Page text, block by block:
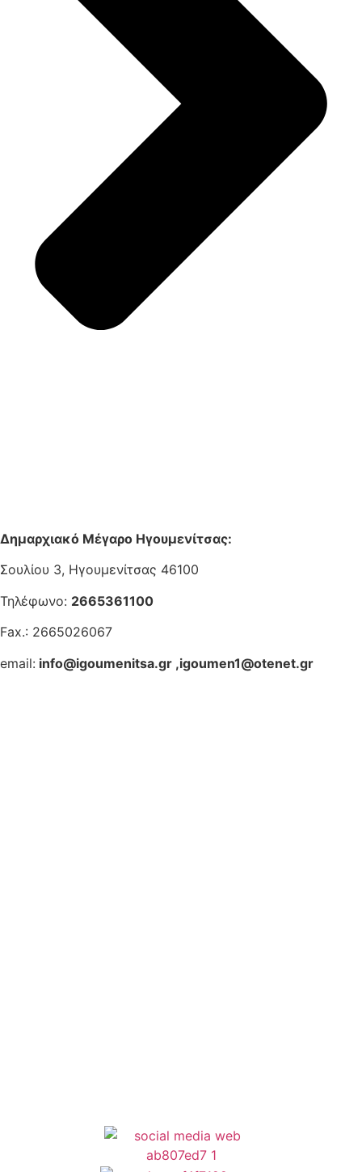
Δημαρχιακό Μέγαρο Ηγουμενίτσας:
Σουλίου 3, Ηγουμενίτσας 46100
Τηλέφωνο: 2665361100
Fax.: 2665026067
email: info@igoumenitsa.gr ,igoumen1@otenet.gr